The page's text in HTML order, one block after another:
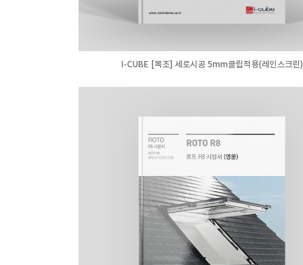
I-CUBE [목조] 세로시공 5mm클립적용(레인스크린)